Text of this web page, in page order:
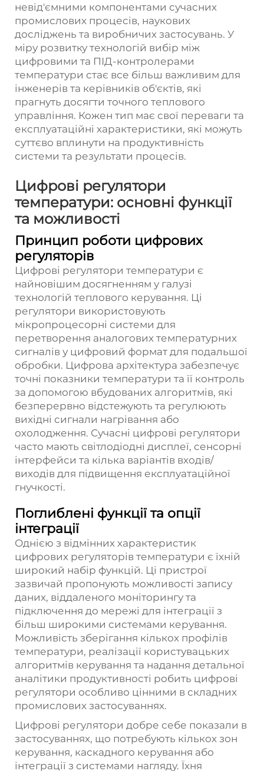
невід'ємними компонентами сучасних
промислових процесів, наукових
досліджень та виробничих застосувань. У
міру розвитку технологій вибір між
цифровими та ПІД-контролерами
температури стає все більш важливим для
інженерів та керівників об'єктів, які
прагнуть досягти точного теплового
управління. Кожен тип має свої переваги та
експлуатаційні характеристики, які можуть
суттєво вплинути на продуктивність
системи та результати процесів.
Цифрові регулятори
температури: основні функції
та можливості
Принцип роботи цифрових
регуляторів
Цифрові регулятори температури є
найновішим досягненням у галузі
технологій теплового керування. Ці
регулятори використовують
мікропроцесорні системи для
перетворення аналогових температурних
сигналів у цифровий формат для подальшої
обробки. Цифрова архітектура забезпечує
точні показники температури та її контроль
за допомогою вбудованих алгоритмів, які
безперервно відстежують та регулюють
вихідні сигнали нагрівання або
охолодження. Сучасні цифрові регулятори
часто мають світлодіодні дисплеї, сенсорні
інтерфейси та кілька варіантів входів/
виходів для підвищення експлуатаційної
гнучкості.
Поглиблені функції та опції
інтеграції
Однією з відмінних характеристик
цифрових регуляторів температури є їхній
широкий набір функцій. Ці пристрої
зазвичай пропонують можливості запису
даних, віддаленого моніторингу та
підключення до мережі для інтеграції з
більш широкими системами керування.
Можливість зберігання кількох профілів
температури, реалізації користувацьких
алгоритмів керування та надання детальної
аналітики продуктивності робить цифрові
регулятори особливо цінними в складних
промислових застосуваннях.
Цифрові регулятори добре себе показали в
застосуваннях, що потребують кількох зон
керування, каскадного керування або
інтеграції з системами нагляду. Їхня